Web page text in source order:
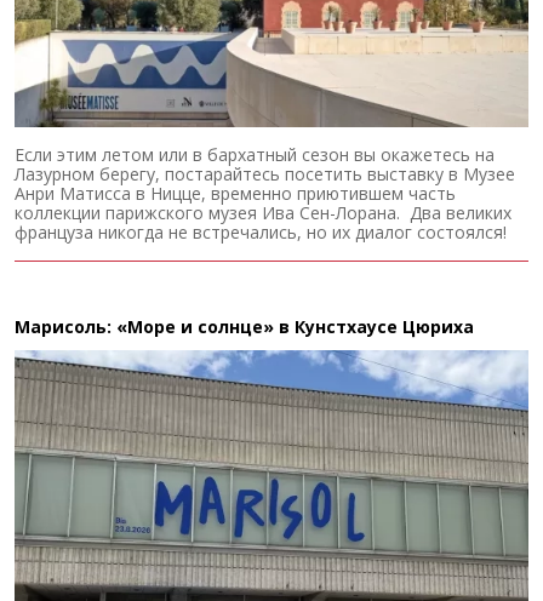
Если этим летом или в бархатный сезон вы окажетесь на
Лазурном берегу, постарайтесь посетить выставку в Музее
Анри Матисса в Ницце, временно приютившем часть
коллекции парижского музея Ива Сен-Лорана. Два великих
француза никогда не встречались, но их диалог состоялся!
Марисоль: «Море и солнце» в Кунстхаусе Цюриха